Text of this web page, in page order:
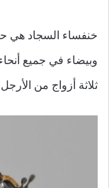
خنفساء السجاد هي
وبيضاء في جميع
ثلاثة أزواج من